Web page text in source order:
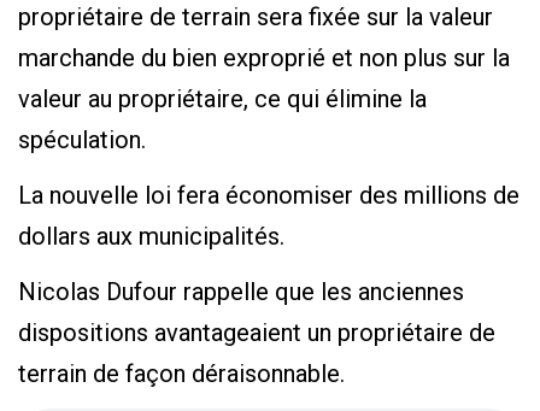
propriétaire de terrain sera fixée sur la valeur
marchande du bien exproprié et non plus sur la
valeur au propriétaire, ce qui élimine la
spéculation.
La nouvelle loi fera économiser des millions de
dollars aux municipalités.
Nicolas Dufour rappelle que les anciennes
dispositions avantageaient un propriétaire de
terrain de façon déraisonnable.